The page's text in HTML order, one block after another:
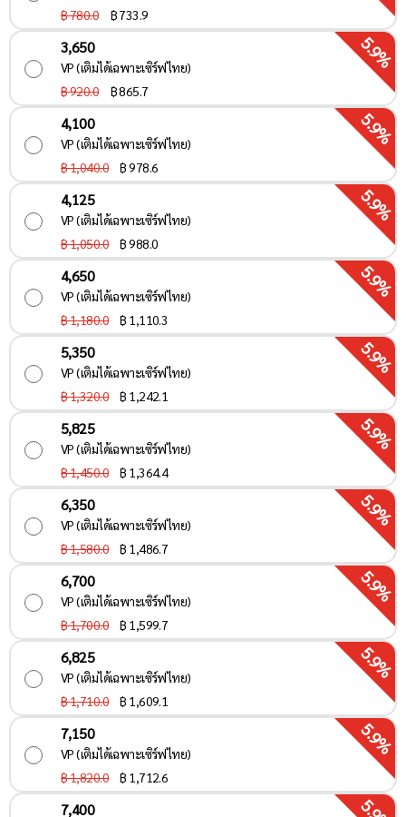
฿ 780.0
฿733.9
3,650
VP (เติมได้เฉพาะเซิร์ฟไทย)
฿ 920.0
฿865.7
5.9%
4,100
VP (เติมได้เฉพาะเซิร์ฟไทย)
฿ 1,040.0
฿978.6
5.9%
4,125
VP (เติมได้เฉพาะเซิร์ฟไทย)
฿ 1,050.0
฿988.0
5.9%
4,650
VP (เติมได้เฉพาะเซิร์ฟไทย)
฿ 1,180.0
฿ 1,110.3
5.9%
5,350
VP (เติมได้เฉพาะเซิร์ฟไทย)
฿ 1,320.0
฿ 1,242.1
5.9%
5,825
VP (เติมได้เฉพาะเซิร์ฟไทย)
฿ 1,450.0
฿ 1,364.4
5.9%
6,350
VP (เติมได้เฉพาะเซิร์ฟไทย)
฿ 1,580.0
฿ 1,486.7
5.9%
6,700
VP (เติมได้เฉพาะเซิร์ฟไทย)
฿ 1,700.0
฿ 1,599.7
5.9%
6,825
VP (เติมได้เฉพาะเซิร์ฟไทย)
฿ 1,710.0
฿ 1,609.1
5.9%
7,150
VP (เติมได้เฉพาะเซิร์ฟไทย)
฿ 1,820.0
฿ 1,712.6
5.9%
7,400